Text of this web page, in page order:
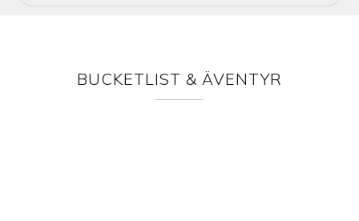
BUCKETLIST & ÄVENTYR